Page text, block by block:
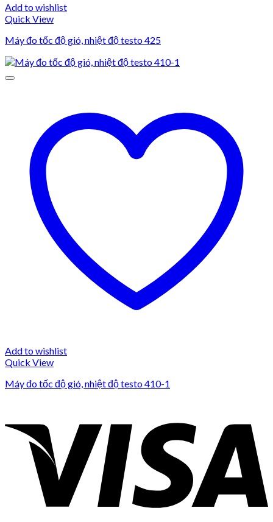
Add to wishlist
Quick View
Máy đo tốc độ gió, nhiệt độ testo 425
Add to wishlist
Quick View
Máy đo tốc độ gió, nhiệt độ testo 410-1